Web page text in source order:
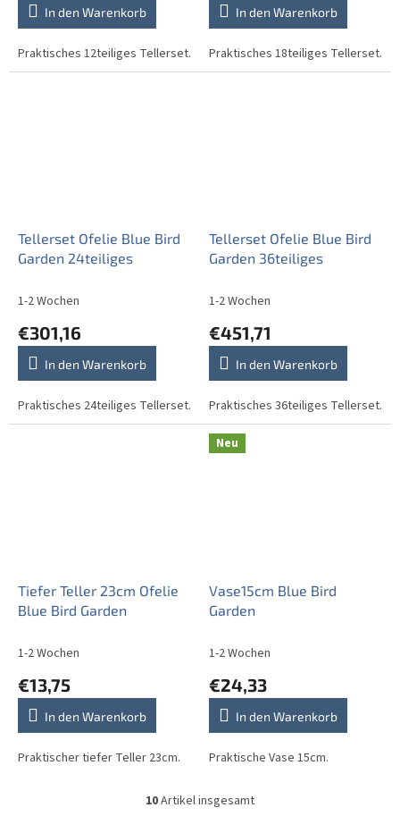
In den Warenkorb
Praktisches 12teiliges Tellerset.
In den Warenkorb
Praktisches 18teiliges Tellerset.
Tellerset Ofelie Blue Bird
Garden 24teiliges
1-2 Wochen
€301,16
In den Warenkorb
Praktisches 24teiliges Tellerset.
Tellerset Ofelie Blue Bird
Garden 36teiliges
1-2 Wochen
€451,71
In den Warenkorb
Praktisches 36teiliges Tellerset.
Tiefer Teller 23cm Ofelie
Blue Bird Garden
1-2 Wochen
€13,75
In den Warenkorb
Praktischer tiefer Teller 23cm.
Neu
Vase15cm Blue Bird
Garden
1-2 Wochen
€24,33
In den Warenkorb
Praktische Vase 15cm.
S
10Artikel insgesamt